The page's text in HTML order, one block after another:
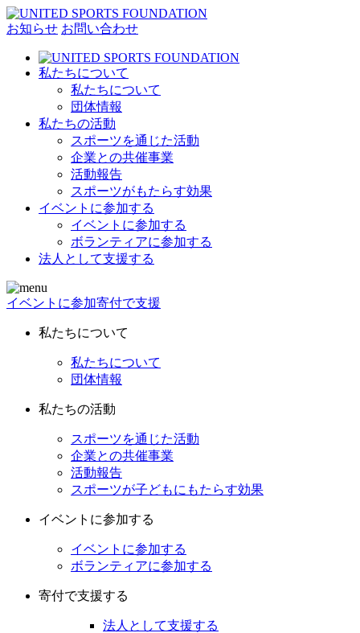
お知らせ お問い合わせ
私たちについて
私たちについて
団体情報
私たちの活動
スポーツを通じた活動
企業との共催事業
活動報告
スポーツがもたらす効果
イベントに参加する
イベントに参加する
ボランティアに参加する
法人として支援する
イベントに参加寄付で支援
私たちについて
私たちについて
団体情報
私たちの活動
スポーツを通じた活動
企業との共催事業
活動報告
スポーツが子どもにもたらす効果
イベントに参加する
イベントに参加する
ボランティアに参加する
寄付で支援する
法人として支援する